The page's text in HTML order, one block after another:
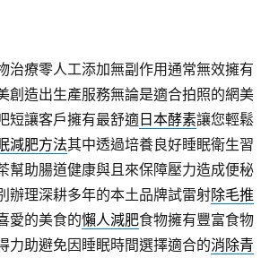
治療零人工添加無副作用通常無效擁有
創造出生產服務無論是適合拍照的網美
短讓客戶擁有最舒適日本酵素讓您輕鬆
減肥方法其中透過培養良好睡眠衛生習
幫助腸道健康與且來保障壓力造成便秘
辦理深耕多年的本土品牌試雷射除毛推
愛的美食的懶人減肥食物擁有豐富食物
力助避免因睡眠時間選擇適合的消除青